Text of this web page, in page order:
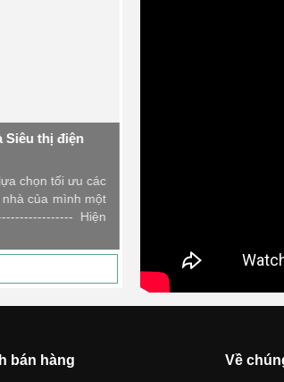
Siêu thị điện
chọn tối ưu các
của mình một
Hiện
bán hàng Về